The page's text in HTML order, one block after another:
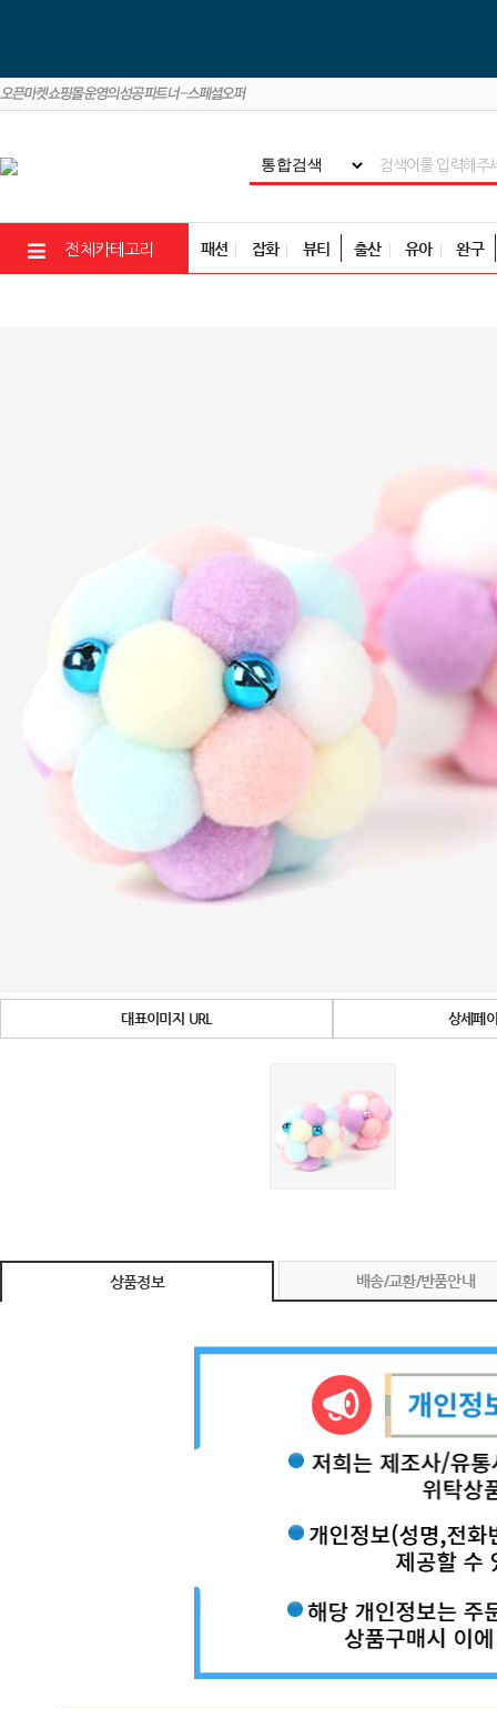
전체카테고리 패션 잡화 뷰티 출산 유아 완구
대표이미지 URL 상세페
상품정보 배송/교환/반품안내